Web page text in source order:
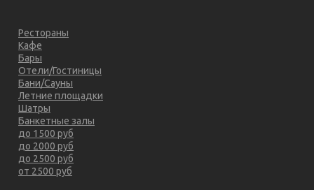
Рестораны
Кафе
Бары
Отели/Гостиницы
Бани/Сауны
Летние площадки
Шатры
Банкетные залы
до 1500 руб
до 2000 руб
до 2500 руб
от 2500 руб